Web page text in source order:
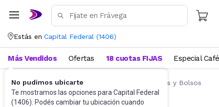
Estás en Capital Federal (1406)
No pudimos ubicarte
Te mostramos las opciones para Capital Federal
(1406). Podés cambiar tu ubicación cuando
Más Vendidos Ofertas 18 cuotas FIJAS Especial Café
Accesorios de Informática Fundas, Estuches y Bolsos